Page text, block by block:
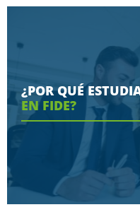
¿POR QUÉ
EN FIDE?